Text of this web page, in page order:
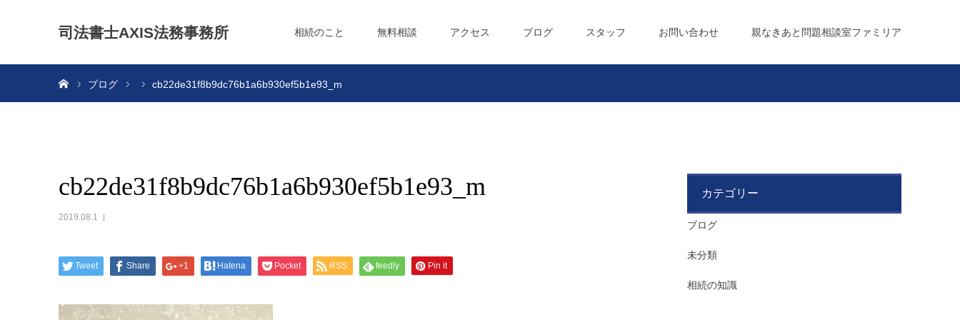
司法書士AXIS法務事務所 相続のこと 無料相談 アクセス ブログ スタッフ お問い合わせ 親なきあと問題相談室ファミリア
ブログ cb22de31f8b9dc76b1a6b930ef5b1e93_m
cb22de31f8b9dc76b1a6b930ef5b1e93_m
2019.08.1
Tweet Share +1 Hatena Pocket RSS feedly Pin it
カテゴリー
ブログ
未分類
相続の知識